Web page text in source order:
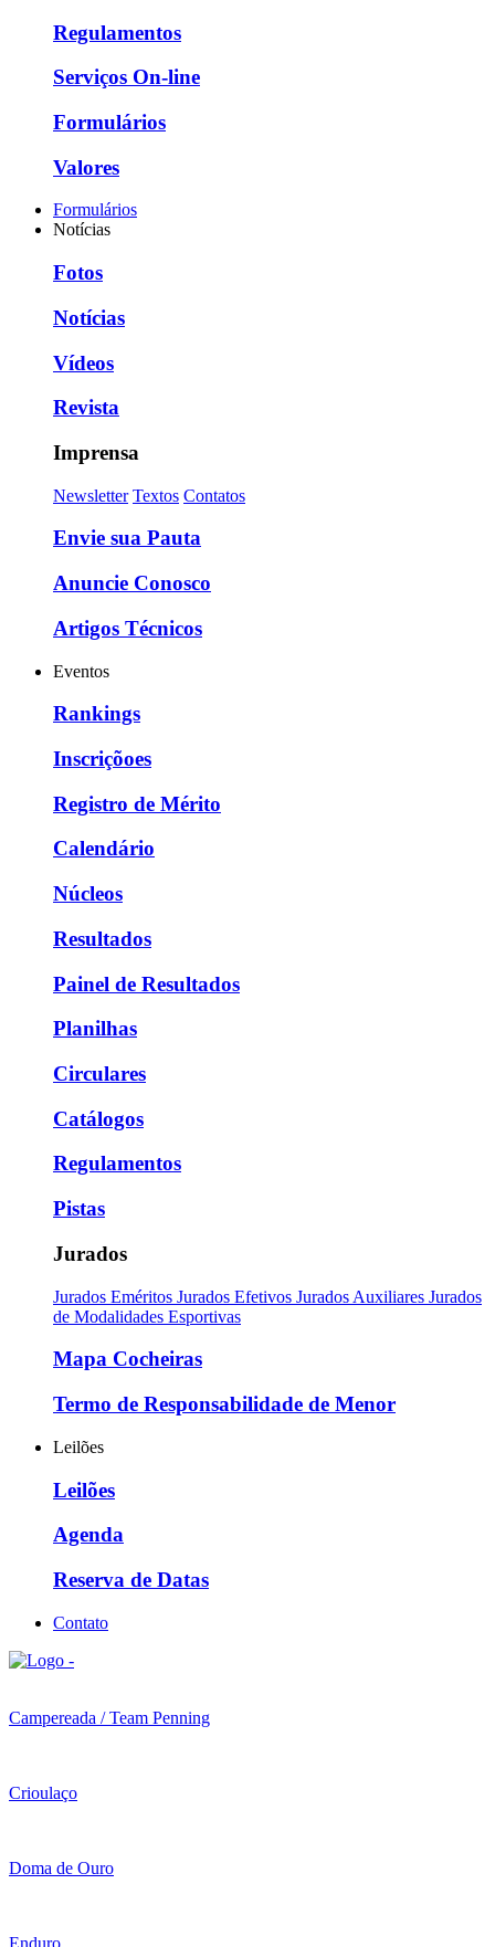
Regulamentos
Serviços On-line
Formulários
Valores
Formulários
Notícias
Fotos
Notícias
Vídeos
Revista
Imprensa
Newsletter Textos Contatos
Envie sua Pauta
Anuncie Conosco
Artigos Técnicos
Eventos
Rankings
Inscriçõoes
Registro de Mérito
Calendário
Núcleos
Resultados
Painel de Resultados
Planilhas
Circulares
Catálogos
Regulamentos
Pistas
Jurados
Jurados Eméritos Jurados Efetivos Jurados Auxiliares Jurados
de Modalidades Esportivas
Mapa Cocheiras
Termo de Responsabilidade de Menor
Leilões
Leilões
Agenda
Reserva de Datas
Contato
Campereada / Team Penning
Crioulaço
Doma de Ouro
Enduro